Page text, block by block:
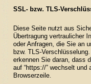
SSL- bzw. TLS-
Diese Seite nutzt aus
Übertragung vertraulicher
oder Anfragen, die Sie an
bzw. TLS-
erkennen Sie daran, dass
auf “https://” wechselt
Browserzeile.